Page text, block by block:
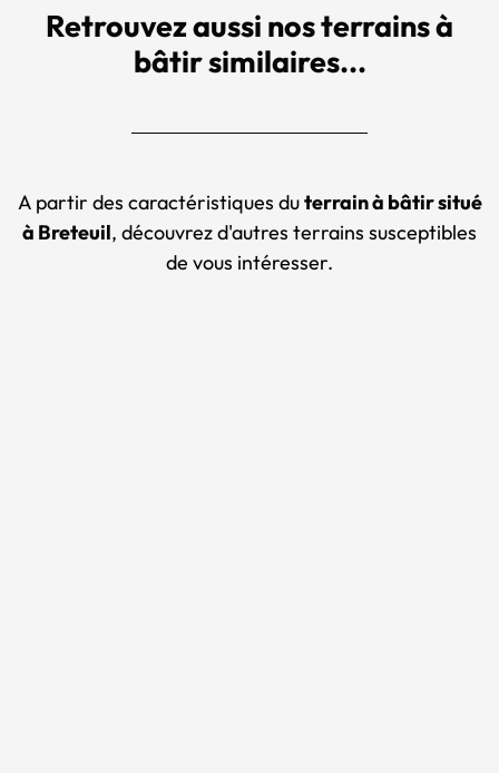
Retrouvez aussi nos terrains à
bâtir similaires...
A partir des caractéristiques duterrain à bâtir situé
à Breteuil, découvrez d'autres terrains susceptibles
de vous intéresser.